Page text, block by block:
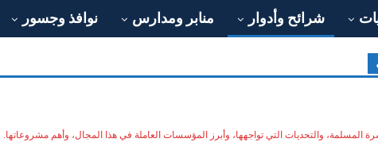
شرائح وأدوار منابر ومدارس نوافذ وجسور
المسلمة، والتحديات التي تواجهها، وأبرز المؤسسات العاملة في هذا المجال، وأهم مشروعاتها.